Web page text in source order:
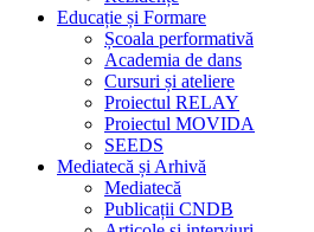
Educație și Formare
Școala performativă
Academia de dans
Cursuri și ateliere
Proiectul RELAY
Proiectul MOVIDA
SEEDS
Mediatecă și Arhivă
Mediatecă
Publicații CNDB